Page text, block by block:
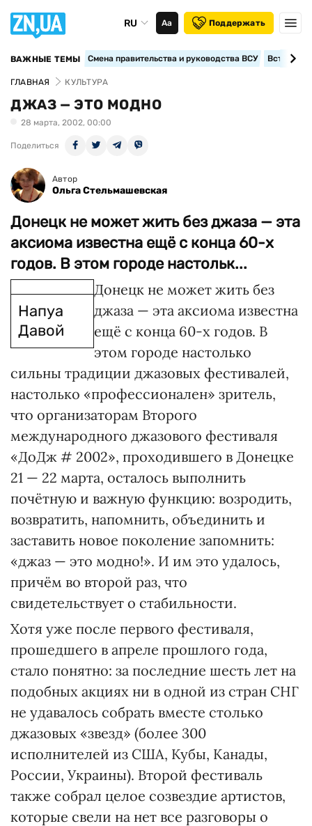
RU Аа Поддержать
ВАЖНЫЕ ТЕМЫ Смена правительства и руководства ВСУ
ГЛАВНАЯ КУЛЬТУРА
ДЖАЗ — ЭТО МОДНО
28 марта, 2002, 00:00
Поделиться
Автор
Ольга Стельмашевская
Донецк не может жить без джаза — эта
аксиома известна ещё с конца 60-х
годов. В этом городе настольк...
Напуа
Давой
Донецк не может жить без
джаза — эта аксиома известна
ещё с конца 60-х годов. В
этом городе настолько
сильны традиции джазовых фестивалей,
настолько «профессионален» зритель,
что организаторам Второго
международного джазового фестиваля
«ДоДж # 2002», проходившего в Донецке
21 — 22 марта, осталось выполнить
почётную и важную функцию: возродить,
возвратить, напомнить, объединить и
заставить новое поколение запомнить:
«джаз — это модно!». И им это удалось,
причём во второй раз, что
свидетельствует о стабильности.
Хотя уже после первого фестиваля,
прошедшего в апреле прошлого года,
стало понятно: за последние шесть лет на
подобных акциях ни в одной из стран СНГ
не удавалось собрать вместе столько
джазовых «звезд» (более 300
исполнителей из США, Кубы, Канады,
России, Украины). Второй фестиваль
также собрал целое созвездие артистов,
которые свели на нет все разговоры о